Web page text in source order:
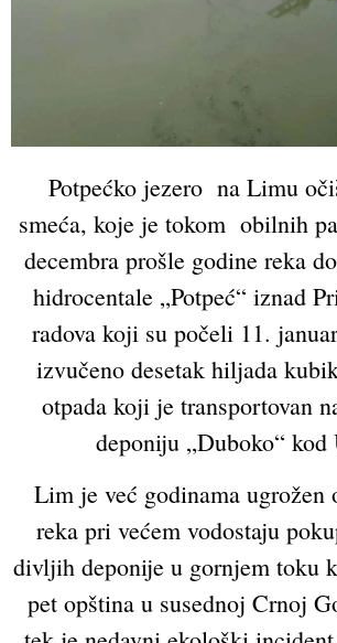
Potpećko jezero na Limu
smeća, koje je tokom obilnih
decembra prošle godine reka
hidrocentale „Potpeć“ iznad
radova koji su počeli 11.
izvučeno desetak hiljada
otpada koji je transportovan
deponiju „Duboko“ kod
Lim je već godinama ugrožen
reka pri većem vodostaju
divljih deponije u gornjem toku
pet opština u susednoj Crnoj